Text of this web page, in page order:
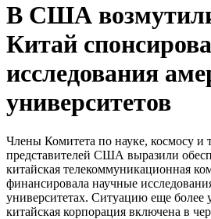
В США
Китай
исследования
университетов
Члены Комитета по науке, космосу и
представителей США выразили
китайская телекоммуникационная
финансировала научные
университетах. Ситуацию еще более
китайская корпорация включена в